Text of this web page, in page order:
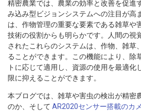
精密農業では、農業の効率と改善を促進
み込み型ビジョンシステムへの注目が高
は、作物管理の重要な要素である雑草や
技術の役割からも明らかです。人間の視
されたこれらのシステムは、作物、雑草
ることができます。この機能により、除
トに応じて適用し、資源の使用を最適化
限に抑えることができます。
本ブログでは、雑草や害虫の検出が精密
のか、そして AR2020センサー搭載のカ